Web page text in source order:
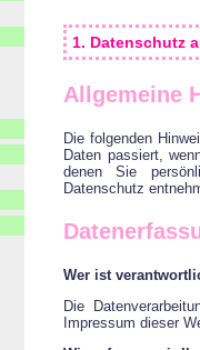
1. Datenschutz
Allgemeine
Die folgenden
Daten passiert,
denen Sie
Datenschutz
Wer ist
Die
Impressum dieser